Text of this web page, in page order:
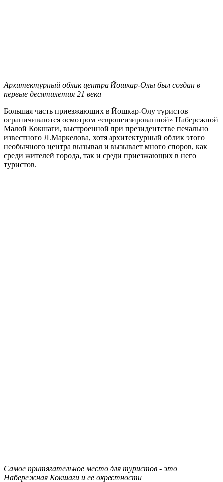
Архитектурный облик центра Йошкар-Олы был создан в
первые десятилетия 21 века
Большая часть приезжающих в Йошкар-Олу туристов
ограничиваются осмотром «европеизированной» Набережной
Малой Кокшаги, выстроенной при президентстве печально
известного Л.Маркелова, хотя архитектурный облик этого
необычного центра вызывал и вызывает много споров, как
среди жителей города, так и среди приезжающих в него
туристов.
Самое притягательное место для туристов - это
Набережная Кокшаги и ее окрестности